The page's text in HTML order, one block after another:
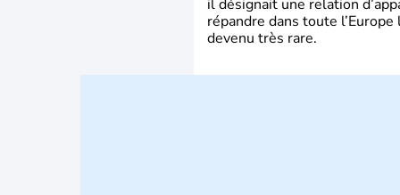
il désignait une relation
répandre dans toute
devenu très rare.